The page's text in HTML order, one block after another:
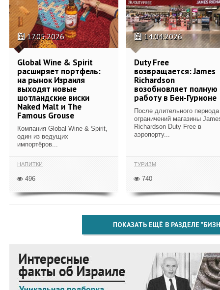
17.05.2026
Global Wine & Spirit
расширяет портфель:
на рынок Израиля
выходят новые
шотландские виски
Naked Malt и The
Famous Grouse
Компания Global Wine & Spirit,
один из ведущих
импортёров...
НАПИТКИ
496
14.04.2026
Duty Free
возвращается: James
Richardson
возобновляет полную
работу в Бен-Гурионе
После длительного периода
ограничений магазины
Richardson Duty Free в
аэропорту...
ТУРИЗМ
740
ПОКАЗАТЬ ЕЩЁ В РАЗДЕЛЕ